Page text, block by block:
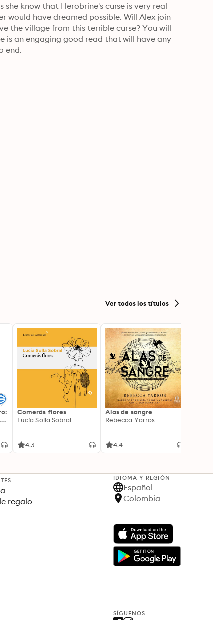
she know that Herobrine's curse is very real
would have dreamed possible. Will Alex join
the village from this terrible curse? You will
is an engaging good read that will have any
end.
Ver todos los títulos
Comerás flores
Lucía Solla Sobral
4.3
Alas de sangre
Rebecca Yarros
4.4
regalo
IDIOMA Y REGIÓN
Español
Colombia
SÍGUENOS